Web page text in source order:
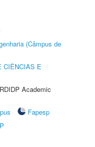
(Câmpus de
CIÊNCIAS E
Academic
Fapesp